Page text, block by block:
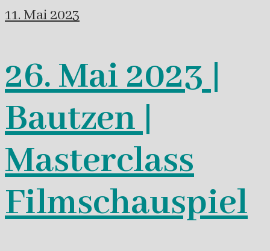
11. Mai 2023
26. Mai 2023 |
Bautzen |
Masterclass
Filmschauspiel